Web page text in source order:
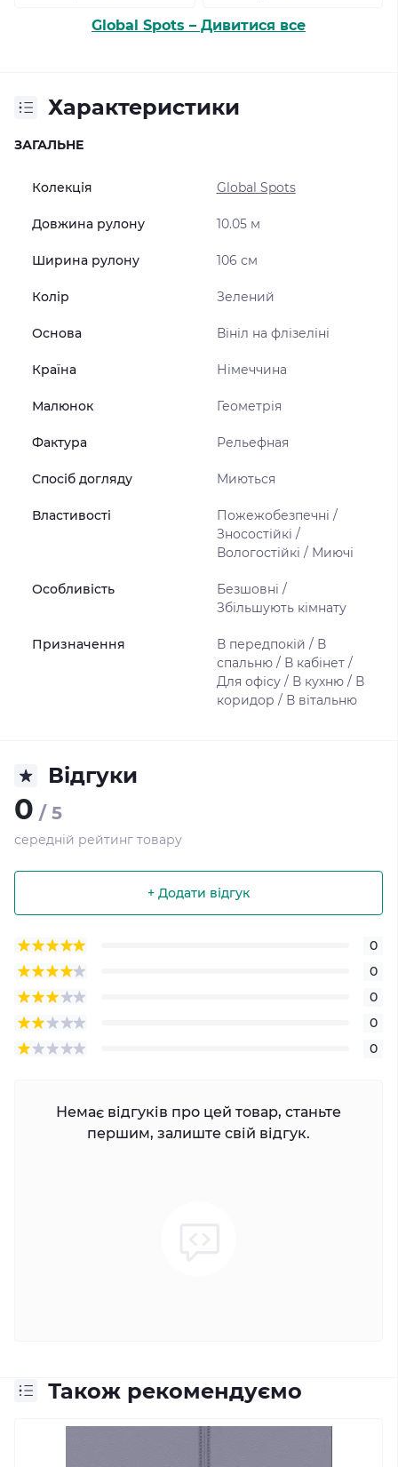
Global Spots – Дивитися все
Характеристики
ЗАГАЛЬНЕ
Колекція Global Spots
Довжина рулону 10.05 м
Ширина рулону 106 см
Колір Зелений
Основа Вініл на флізеліні
Країна Німеччина
Малюнок Геометрія
Фактура Рельефная
Спосіб догляду Миються
Властивості
Пожежобезпечні /
Зносостійкі /
Вологостійкі / Миючі
Особливість
Безшовні /
Збільшують кімнату
Призначення
В передпокій / В
спальню / В кабінет /
Для офісу / В кухню / В
коридор / В вітальню
Відгуки
0 / 5
середній рейтинг товару
+ Додати відгук
0
0
0
0
0
Немає відгуків про цей товар, станьте
першим, залиште свій відгук.
Також рекомендуємо